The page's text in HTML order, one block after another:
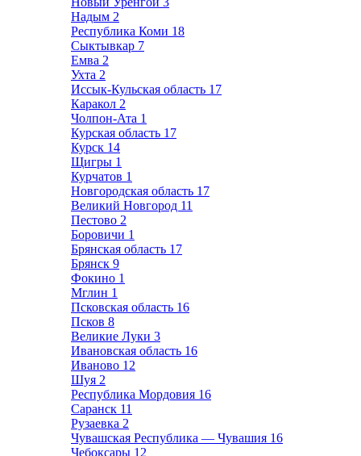
Надым 2
Республика Коми 18
Сыктывкар 7
Емва 2
Ухта 2
Иссык-Кульская область 17
Каракол 2
Чолпон-Ата 1
Курская область 17
Курск 14
Щигры 1
Курчатов 1
Новгородская область 17
Великий Новгород 11
Пестово 2
Боровичи 1
Брянская область 17
Брянск 9
Фокино 1
Мглин 1
Псковская область 16
Псков 8
Великие Луки 3
Ивановская область 16
Иваново 12
Шуя 2
Республика Мордовия 16
Саранск 11
Рузаевка 2
Чувашская Республика — Чувашия 16
Чебоксары 12